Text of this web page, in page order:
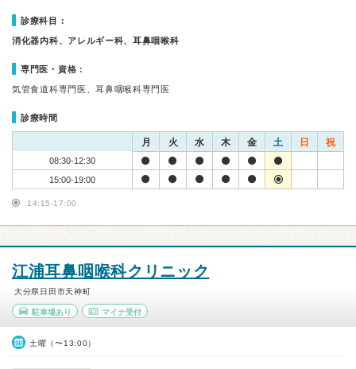
診療科目：
消化器内科、アレルギー科、耳鼻咽喉科
専門医・資格：
気管食道科専門医、耳鼻咽喉科専門医
診療時間
月 火 水 木 金 土 日 祝
08:30-12:30
15:00-19:00
14:15-17:00
江浦耳鼻咽喉科クリニック
大分県日田市天神町
駐車場あり マイナ受付
土曜（〜13:00）